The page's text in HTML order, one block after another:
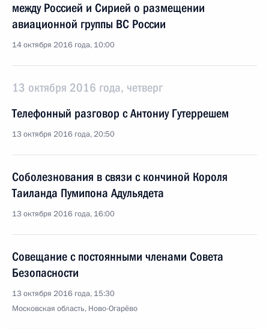
между Россией и Сирией о размещении
авиационной группы ВС России
14 октября 2016 года, 10:00
13 октября 2016 года, четверг
Телефонный разговор с Антониу Гутеррешем
13 октября 2016 года, 20:50
Соболезнования в связи с кончиной Короля
Таиланда Пумипона Адульядета
13 октября 2016 года, 16:00
Совещание с постоянными членами Совета
Безопасности
13 октября 2016 года, 15:30
Московская область, Ново-Огарёво